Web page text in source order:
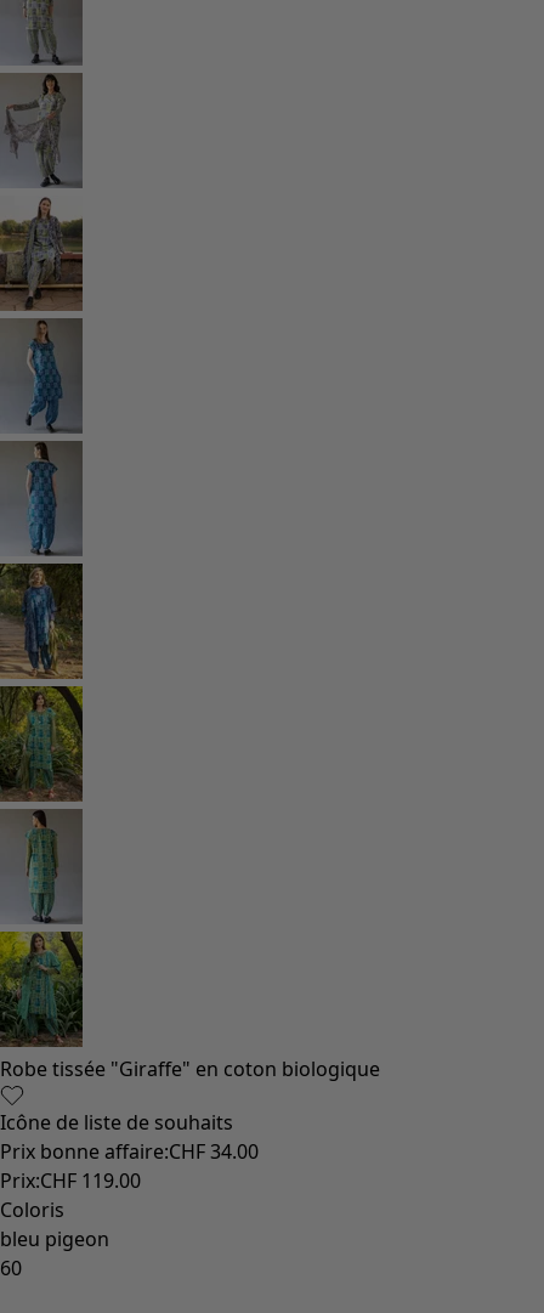
Robe tissée "Giraffe" en coton biologique
Icône de liste de souhaits
Prix bonne affaire:CHF 34.00
Prix:CHF 119.00
Coloris
bleu pigeon
60